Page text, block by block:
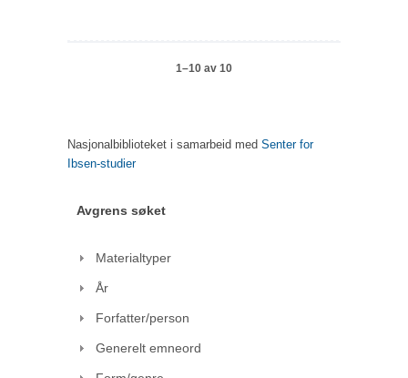
1–10 av 10
Nasjonalbiblioteket i samarbeid med Senter for
Ibsen-studier
Avgrens søket
Materialtyper
År
Forfatter/person
Generelt emneord